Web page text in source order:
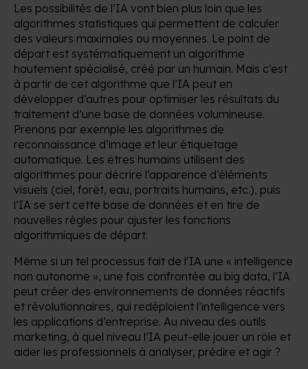
Les possibilités de l’IA vont bien plus loin que les
algorithmes statistiques qui permettent de calculer
des valeurs maximales ou moyennes. Le point de
départ est systématiquement un algorithme
hautement spécialisé, créé par un humain. Mais c’est
à partir de cet algorithme que l’IA peut en
développer d’autres pour optimiser les résultats du
traitement d’une base de données volumineuse.
Prenons par exemple les algorithmes de
reconnaissance d’image et leur étiquetage
automatique. Les êtres humains utilisent des
algorithmes pour décrire l’apparence d’éléments
visuels (ciel, forêt, eau, portraits humains, etc.), puis
l’IA se sert cette base de données et en tire de
nouvelles règles pour ajuster les fonctions
algorithmiques de départ.
Même si un tel processus fait de l’IA une « intelligence
non autonome », une fois confrontée au big data, l’IA
peut créer des environnements de données réactifs
et révolutionnaires, qui redéploient l’intelligence vers
les applications d’entreprise. Au niveau des outils
marketing, à quel niveau l’IA peut-elle jouer un rôle et
aider les professionnels à analyser, prédire et agir ?